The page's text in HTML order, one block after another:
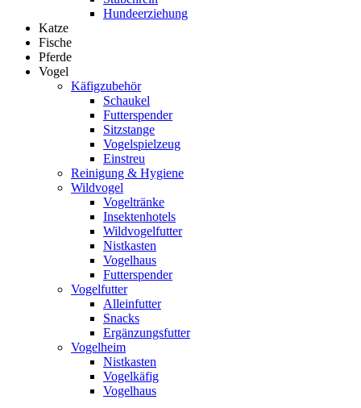
Hundeerziehung
Katze
Fische
Pferde
Vogel
Käfigzubehör
Schaukel
Futterspender
Sitzstange
Vogelspielzeug
Einstreu
Reinigung & Hygiene
Wildvogel
Vogeltränke
Insektenhotels
Wildvogelfutter
Nistkasten
Vogelhaus
Futterspender
Vogelfutter
Alleinfutter
Snacks
Ergänzungsfutter
Vogelheim
Nistkasten
Vogelkäfig
Vogelhaus